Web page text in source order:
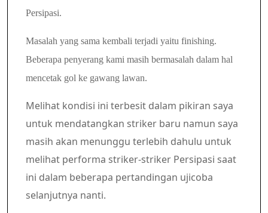
Persipasi.
Masalah yang sama kembali terjadi yaitu finishing.
Beberapa penyerang kami masih bermasalah dalam hal
mencetak gol ke gawang lawan.
Melihat kondisi ini terbesit dalam pikiran saya
untuk mendatangkan striker baru namun saya
masih akan menunggu terlebih dahulu untuk
melihat performa striker-striker Persipasi saat
ini dalam beberapa pertandingan ujicoba
selanjutnya nanti.